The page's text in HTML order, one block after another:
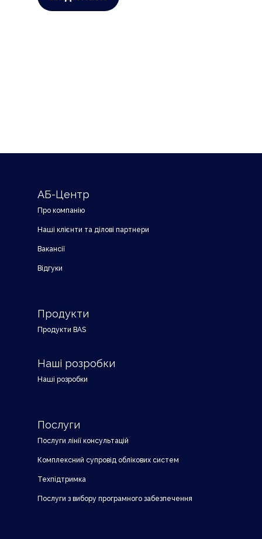
АБ-Центр
Про компанію
Наші клієнти та ділові партнери
Вакансії
Відгуки
Продукти
Продукти BAS
Наші розробки
Наші розробки
Послуги
Послуги лінії консультацій
Комплексний супровід облікових систем
Техпідтримка
Послуги з вибору програмного забезпечення